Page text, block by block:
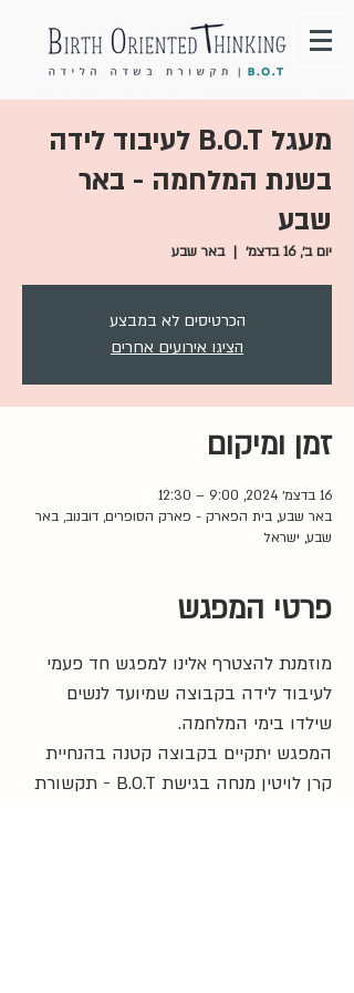
מעגל B.O.T לעיבוד לידה
בשנת המלחמה - באר
שבע
יום ב׳, 16 בדצמ׳
  |
באר שבע
הכרטיסים לא במבצע
הציגו אירועים אחרים
זמן ומיקום
16 בדצמ׳ 2024, 9:00 – 12:30
באר שבע, בית הפארק - פארק הסופרים, דובנוב, באר
שבע, ישראל
פרטי המפגש
מוזמנת להצטרף אלינו למפגש חד פעמי
לעיבוד לידה בקבוצה שמיועד לנשים
שילדו בימי המלחמה.
המפגש יתקיים בקבוצה קטנה בהנחיית
קרן לויטין מנחה בגישת B.O.T - תקשורת